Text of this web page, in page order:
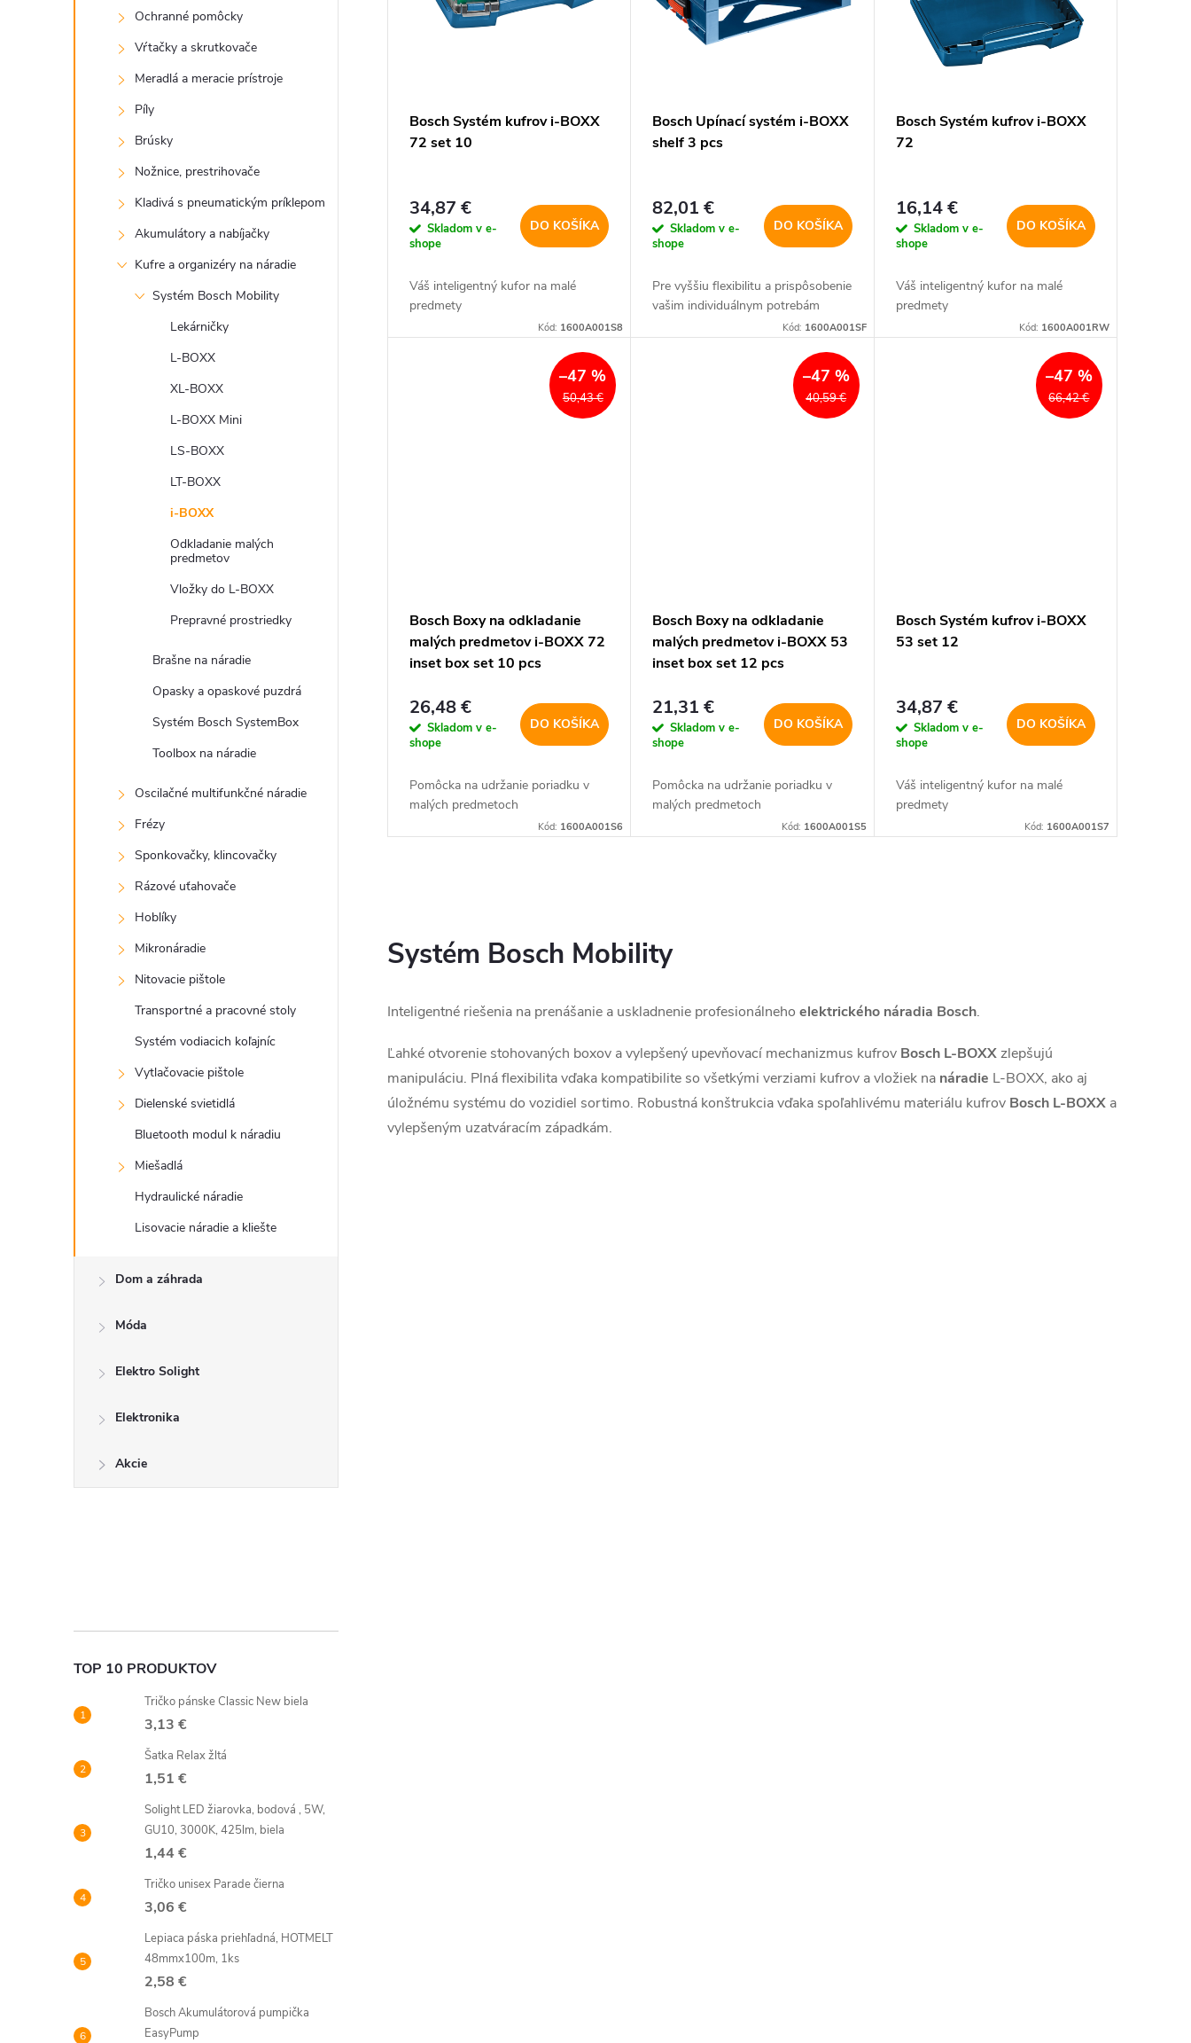
Ochranné pomôcky
Vŕtačky a skrutkovače
Meradlá a meracie prístroje
Píly
Brúsky
Nožnice, prestrihovače
Kladivá s pneumatickým príklepom
Akumulátory a nabíjačky
Kufre a organizéry na náradie
Systém Bosch Mobility
Lekárničky
L-BOXX
XL-BOXX
L-BOXX Mini
LS-BOXX
LT-BOXX
i-BOXX
Odkladanie malých
predmetov
Vložky do L-BOXX
Prepravné prostriedky
Brašne na náradie
Opasky a opaskové puzdrá
Systém Bosch SystemBox
Toolbox na náradie
Oscilačné multifunkčné náradie
Frézy
Sponkovačky, klincovačky
Rázové uťahovače
Hoblíky
Mikronáradie
Nitovacie pištole
Transportné a pracovné stoly
Systém vodiacich koľajníc
Vytlačovacie pištole
Dielenské svietidlá
Bluetooth modul k náradiu
Miešadlá
Hydraulické náradie
Lisovacie náradie a kliešte
Dom a záhrada
Móda
Elektro Solight
Elektronika
Akcie
TOP 10 PRODUKTOV
Tričko pánske Classic New biela
3,13 €
Šatka Relax žltá
1,51 €
Solight LED žiarovka, bodová , 5W,
GU10, 3000K, 425lm, biela
1,44 €
Tričko unisex Parade čierna
3,06 €
Lepiaca páska priehľadná, HOTMELT
48mmx100m, 1ks
2,58 €
Bosch Akumulátorová pumpička
EasyPump
t
t
Bosch Systém kufrov i-BOXX
72 set 10
34,87 €
Skladom v e-
shope
DO KOŠÍKA
Váš inteligentný kufor na malé
predmety
Kód: 1600A001S8
Bosch Upínací systém i-BOXX
shelf 3 pcs
82,01 €
Skladom v e-
shope
DO KOŠÍKA
Pre vyššiu flexibilitu a prispôsobenie
vašim individuálnym potrebám
Kód: 1600A001SF
Bosch Systém kufrov i-BOXX
72
16,14 €
Skladom v e-
shope
DO KOŠÍKA
Váš inteligentný kufor na malé
predmety
Kód: 1600A001RW
50,43 €
–47 %
Bosch Boxy na odkladanie
malých predmetov i-BOXX 72
inset box set 10 pcs
26,48 €
Skladom v e-
shope
DO KOŠÍKA
Pomôcka na udržanie poriadku v
malých predmetoch
Kód: 1600A001S6
40,59 €
–47 %
Bosch Boxy na odkladanie
malých predmetov i-BOXX 53
inset box set 12 pcs
21,31 €
Skladom v e-
shope
DO KOŠÍKA
Pomôcka na udržanie poriadku v
malých predmetoch
Kód: 1600A001S5
66,42 €
–47 %
Bosch Systém kufrov i-BOXX
53 set 12
34,87 €
Skladom v e-
shope
DO KOŠÍKA
Váš inteligentný kufor na malé
predmety
Kód: 1600A001S7
v
l
á
d
a
c
Systém Bosch Mobility
Inteligentné riešenia na prenášanie a uskladnenie profesionálneho elektrického náradia Bosch.
Ľahké otvorenie stohovaných boxov a vylepšený upevňovací mechanizmus kufrov Bosch L-BOXXzlepšujú
manipuláciu. Plná flexibilita vďaka kompatibilite so všetkými verziami kufrov a vložiek na náradie L-BOXX, ako aj
úložnému systému do vozidiel sortimo. Robustná konštrukcia vďaka spoľahlivému materiálu kufrov Bosch L-BOXX a
vylepšeným uzatváracím západkám.